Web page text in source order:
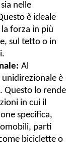
nelle
è ideale
forza in più
sul tetto o in
Al
è
Questo lo rende
in cui il
specifica,
parti
biciclette o